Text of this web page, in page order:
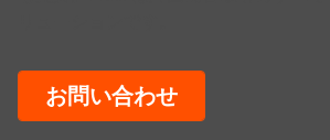
お問い合わせ